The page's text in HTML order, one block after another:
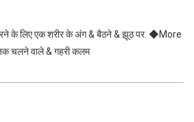
के लिए एक शरीर के अंग & बैठने & झूठ पर. ◆More
चलने वाले & गहरी कलम